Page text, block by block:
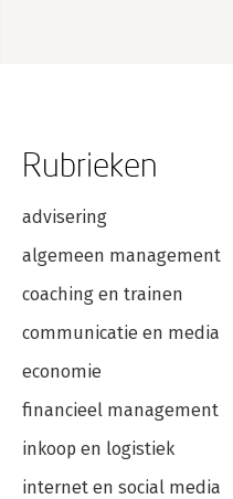
Rubrieken
advisering
algemeen management
coaching en trainen
communicatie en media
economie
financieel management
inkoop en logistiek
internet en social media